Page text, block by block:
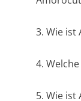
3. Wie ist
4.
5. Wie ist